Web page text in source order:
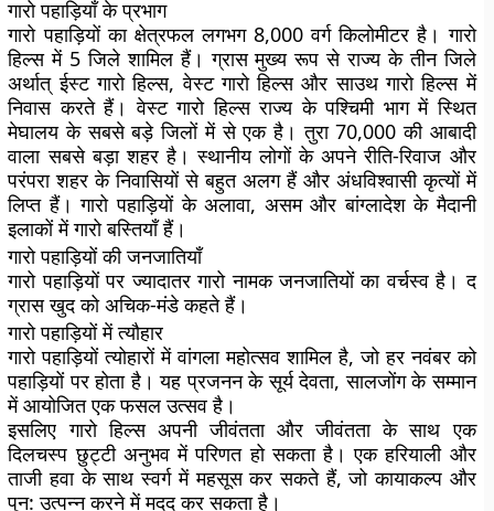
गारो पहाड़ियाँ के प्रभाग
गारो पहाड़ियों का क्षेत्रफल लगभग 8,000 वर्ग किलोमीटर है। गारो
हिल्स में 5 जिले शामिल हैं। ग्रास मुख्य रूप से राज्य के तीन जिले
अर्थात् ईस्ट गारो हिल्स, वेस्ट गारो हिल्स और साउथ गारो हिल्स में
निवास करते हैं। वेस्ट गारो हिल्स राज्य के पश्चिमी भाग में स्थित
मेघालय के सबसे बड़े जिलों में से एक है। तुरा 70,000 की आबादी
वाला सबसे बड़ा शहर है। स्थानीय लोगों के अपने रीति-रिवाज और
परंपरा शहर के निवासियों से बहुत अलग हैं और अंधविश्वासी कृत्यों में
लिप्त हैं। गारो पहाड़ियों के अलावा, असम और बांग्लादेश के मैदानी
इलाकों में गारो बस्तियाँ हैं।
गारो पहाड़ियों की जनजातियाँ
गारो पहाड़ियों पर ज्यादातर गारो नामक जनजातियों का वर्चस्व है। द
ग्रास खुद को अचिक-मंडे कहते हैं।
गारो पहाड़ियों में त्यौहार
गारो पहाड़ियों त्योहारों में वांगला महोत्सव शामिल है, जो हर नवंबर को
पहाड़ियों पर होता है। यह प्रजनन के सूर्य देवता, सालजोंग के सम्मान
में आयोजित एक फसल उत्सव है।
इसलिए गारो हिल्स अपनी जीवंतता और जीवंतता के साथ एक
दिलचस्प छुट्टी अनुभव में परिणत हो सकता है। एक हरियाली और
ताजी हवा के साथ स्वर्ग में महसूस कर सकते हैं, जो कायाकल्प और
पुन: उत्पन्न करने में मदद कर सकता है।